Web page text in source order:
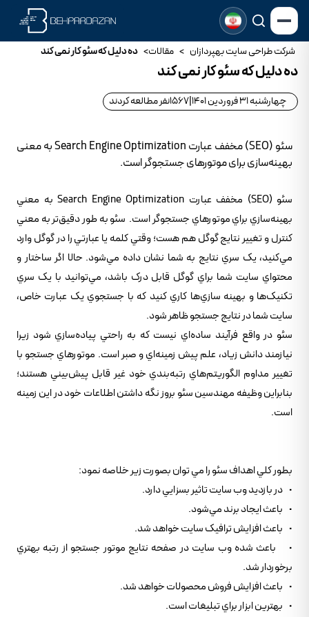
شرکت طراحی سایت بهپردازان > مقالات> ده دلیل که سئو کار نمی کند
ده دلیل که سئو کار نمی کند
چهارشنبه 31 فروردین 1401 1567نفر مطالعه کردند
سئو (SEO) مخفف عبارت Search Engine Optimization به معنی
بهینه‌سازی برای موتورهای جستجوگر است.
سئو (SEO) مخفف عبارت Search Engine Optimization به معني
بهينه‌سازي براي موتورهاي جستجوگر است. سئو به طور دقيق‌تر به معني
کنترل و تغيير نتايج گوگل هم هست؛ وقتي کلمه يا عبارتي را در گوگل وارد
مي‌کنيد، يک سري نتايج به شما نشان داده مي‌شود. حالا اگر ساختار و
محتواي سايت شما براي گوگل قابل درک باشد، مي‌توانيد با يک سري
تکنيک‌ها و بهينه سازي‌ها کاري کنيد که با جستجوي يک عبارت خاص،
سايت شما در نتايج جستجو ظاهر شود.
سئو در واقع فرآيند ساده‌اي نيست که به راحتي پياده‌سازي شود زيرا
نيازمند دانش زياد، علم پيش زمينه‌اي و صبر است. موتور‌هاي جستجو با
تغيير مداوم الگوريتم‌هاي رتبه‌بندي خود غير قابل پيش‌بيني هستند؛
بنابراين وظيفه مهندسين سئو بروز نگه داشتن اطلاعات خود در اين زمينه
است.
بطور کلي اهداف سئو را مي توان بصورت زير خلاصه نمود:
• در بازديد وب سايت تاثير بسزايي دارد.
• باعث ايجاد برند مي‌شود.
• باعث افزايش ترافيک سايت خواهد شد.
• باعث شده وب سايت در صفحه نتايج موتور جستجو از رتبه بهتري
برخوردار شد.
• باعث افزايش فروش محصولات خواهد شد.
• بهترين ابزار براي تبليغات است.